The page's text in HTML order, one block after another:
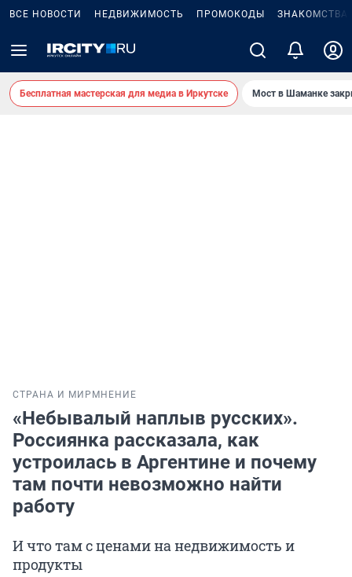
ВСЕ НОВОСТИ НЕДВИЖИМОСТЬ ПРОМОКОДЫ ЗНАКОМСТВА
Бесплатная мастерская для медиа в Иркутске Мост в Шаманке
СТРАНА И МИР МНЕНИЕ
«Небывалый наплыв русских».
Россиянка рассказала, как
устроилась в Аргентине и почему
там почти невозможно найти
работу
И что там с ценами на недвижимость и
продукты